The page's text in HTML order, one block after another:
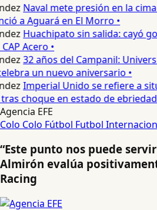
Naval mete presión en la cima
a Aguará en El Morro •
Huachipato sin salida: cayó
Acero •
32 años del Campanil:
un nuevo aniversario •
Imperial Unido se refiere a
choque en estado de ebriedad
Agencia EFE
Colo Colo Fútbol Futbol
“Este punto nos puede
Almirón evalúa
Racing